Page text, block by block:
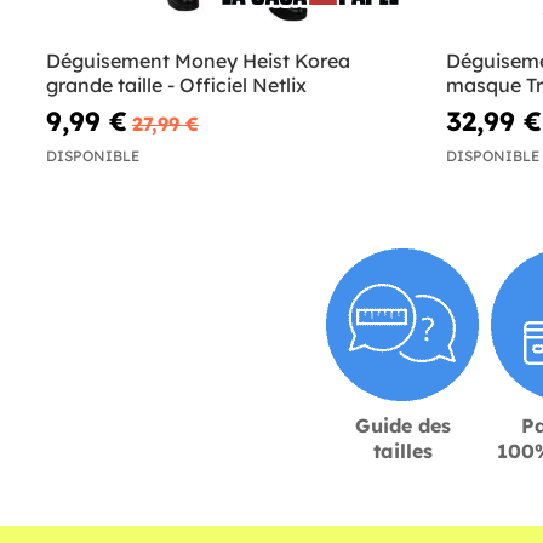
Déguisement Money Heist Korea
grande taille - Officiel Netlix
9,99 € 27,99 €
DISPONIBLE
masque
32,99 €
DISPONIBLE
Guide des
tailles